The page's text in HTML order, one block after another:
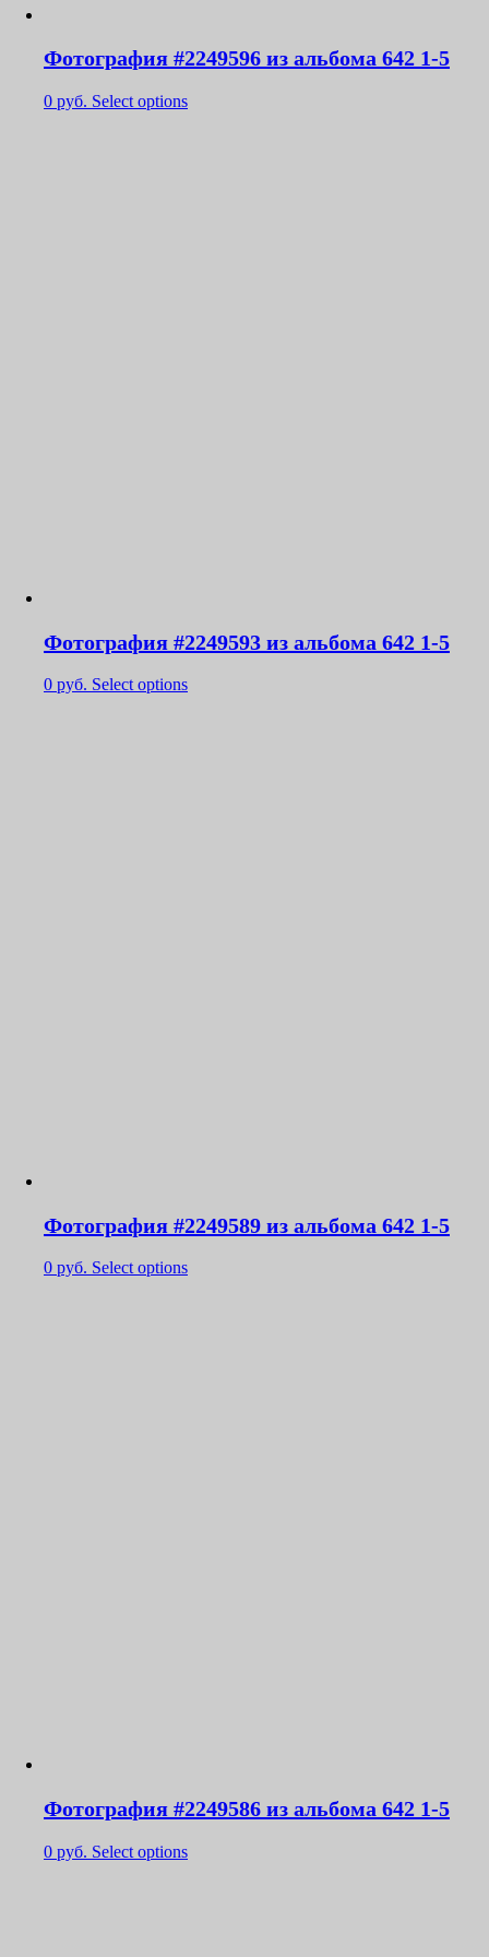
Фотография #2249596 из альбома 642 1-5
0 руб. Select options
Фотография #2249593 из альбома 642 1-5
0 руб. Select options
Фотография #2249589 из альбома 642 1-5
0 руб. Select options
Фотография #2249586 из альбома 642 1-5
0 руб. Select options